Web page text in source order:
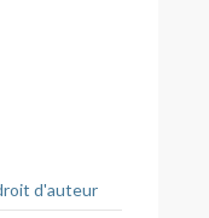
d'auteur